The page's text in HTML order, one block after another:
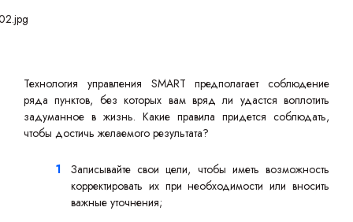
Технология управления SMART предполагает соблюдение
ряда пунктов, без которых вам вряд ли удастся воплотить
задуманное в жизнь. Какие правила придется соблюдать,
чтобы достичь желаемого результата?
Записывайте свои цели, чтобы иметь возможность
корректировать их при необходимости или вносить
важные уточнения;